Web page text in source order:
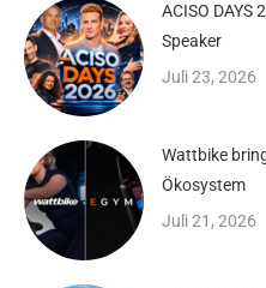
ACISO DAYS
Speaker
Juli 23, 2026
Wattbike
Ökosystem
Juli 21, 2026